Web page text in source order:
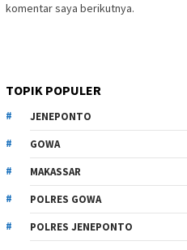
komentar saya berikutnya.
TOPIK POPULER
JENEPONTO
GOWA
MAKASSAR
POLRES GOWA
POLRES JENEPONTO